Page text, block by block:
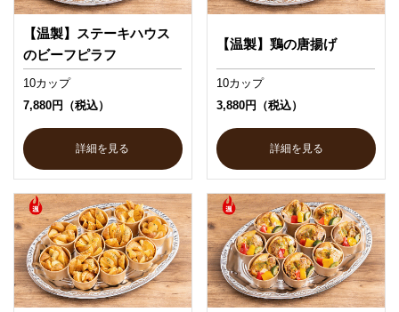
【温製】ステーキハウス
のビーフピラフ
10カップ
7,880円（税込）
詳細を見る
【温製】鶏の唐揚げ
10カップ
3,880円（税込）
詳細を見る